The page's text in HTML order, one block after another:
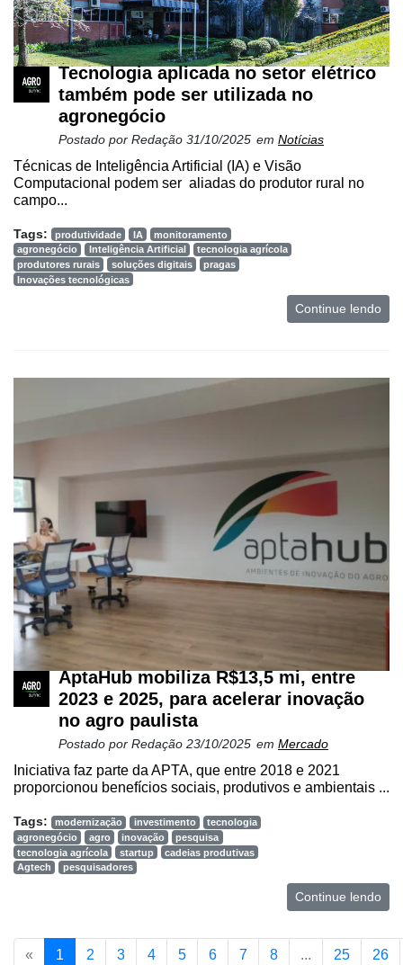
Tecnologia aplicada no setor elétrico
também pode ser utilizada no
agronegócio
Postado por Redação 31/10/2025 em Notícias
Técnicas de Inteligência Artificial (IA) e Visão
Computacional podem ser aliadas do produtor rural no
campo...
Tags: produtividade IA
monitoramento
agronegócio
Inteligência Artificial
tecnologia agrícola
produtores rurais
soluções digitais
pragas
Inovações tecnológicas
Continue lendo
AptaHub mobiliza R$13,5 mi, entre
2023 e 2025, para acelerar inovação
no agro paulista
Postado por Redação 23/10/2025 em Mercado
Iniciativa faz parte da APTA, que entre 2018 e 2021
proporcionou benefícios sociais, produtivos e ambientais ...
Tags: modernização investimento
tecnologia
agronegócio
agro inovação
pesquisa
tecnologia agrícola
startup
cadeias produtivas
Agtech
pesquisadores
Continue lendo
« 1 2 3 4 5 6 7 8 ... 25 26